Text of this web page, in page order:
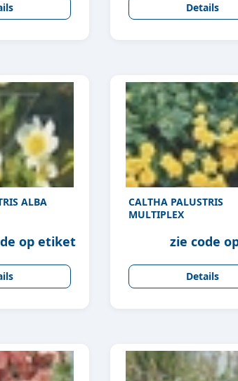
Details
ALBA
op etiket
CALTHA PALUSTRIS
MULTIPLEX
zie code
Details